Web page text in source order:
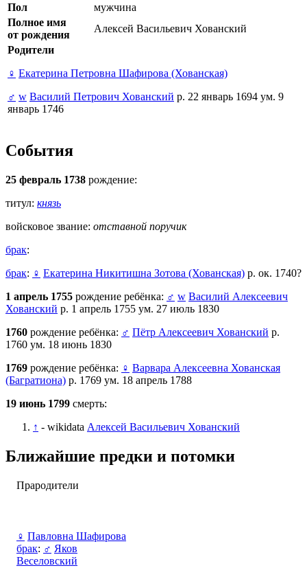
Пол
мужчина
Полное имя
от рождения
Алексей Васильевич Хованский
Родители
♀ Екатерина Петровна Шафирова (Хованская)
♂ w Василий Петрович Хованский р. 22 январь 1694 ум. 9
январь 1746
События
25 февраль 1738 рождение:
титул: князь
войсковое звание: отставной поручик
брак:
брак: ♀ Екатерина Никитишна Зотова (Хованская) р. ок. 1740?
1 апрель 1755 рождение ребёнка: ♂ w Василий Алексеевич
Хованский р. 1 апрель 1755 ум. 27 июль 1830
1760 рождение ребёнка: ♂ Пётр Алексеевич Хованский р.
1760 ум. 18 июнь 1830
1769 рождение ребёнка: ♀ Варвара Алексеевна Хованская
(Багратиона) р. 1769 ум. 18 апрель 1788
19 июнь 1799 смерть:
↑ - wikidata Алексей Васильевич Хованский
Ближайшие предки и потомки
Прародители
♀ Павловна Шафирова
брак: ♂ Яков
Веселовский